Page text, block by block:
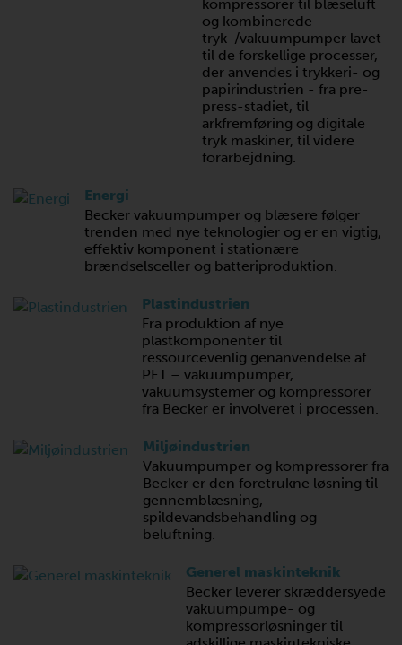
kompressorer til blæseluft
og kombinerede
tryk-/vakuumpumper lavet
til de forskellige processer,
der anvendes i trykkeri- og
papirindustrien - fra pre-
press-stadiet, til
arkfremføring og digitale
tryk maskiner, til videre
forarbejdning.
Energi
Becker vakuumpumper og blæsere følger
trenden med nye teknologier og er en vigtig,
effektiv komponent i stationære
brændselsceller og batteriproduktion.
Plastindustrien
Fra produktion af nye
plastkomponenter til
ressourcevenlig genanvendelse af
PET – vakuumpumper,
vakuumsystemer og kompressorer
fra Becker er involveret i processen.
Miljøindustrien
Vakuumpumper og kompressorer fra
Becker er den foretrukne løsning til
gennemblæsning,
spildevandsbehandling og
beluftning.
Generel maskinteknik
Becker leverer skræddersyede
vakuumpumpe- og
kompressorløsninger til